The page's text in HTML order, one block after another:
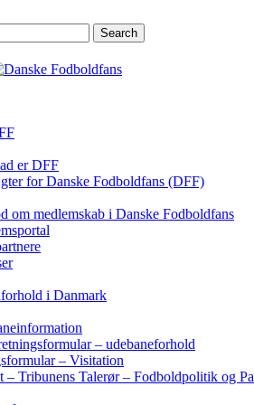
Search
er DFF
for Danske Fodboldfans (DFF)
om medlemskab i Danske Fodboldfans
i Danmark
– udebaneforhold
– Visitation
– Tribunens Talerør – Fodboldpolitik og